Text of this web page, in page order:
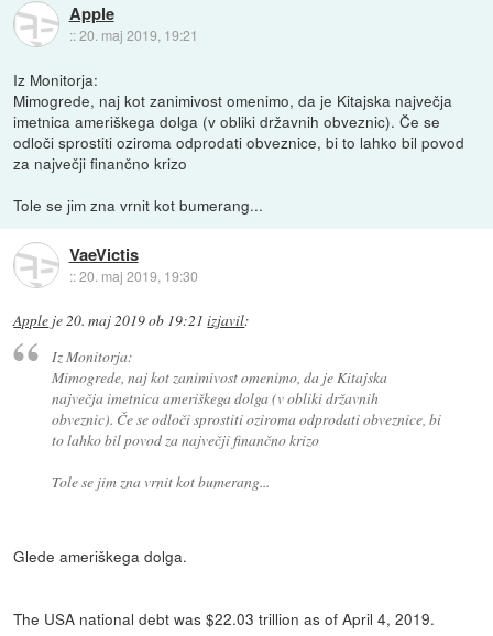
Apple
::20. maj 2019, 19:21
Iz Monitorja:
Mimogrede, naj kot zanimivost omenimo, da je Kitajska največja
imetnica ameriškega dolga (v obliki državnih obveznic). Če se
odloči sprostiti oziroma odprodati obveznice, bi to lahko bil povod
za največji finančno krizo
Tole se jim zna vrnit kot bumerang...
VaeVictis
::20. maj 2019, 19:30
Apple je20. maj 2019 ob 19:21 izjavil:
Iz Monitorja:
Mimogrede, naj kot zanimivost omenimo, da je Kitajska
največja imetnica ameriškega dolga (v obliki državnih
obveznic). Če se odloči sprostiti oziroma odprodati obveznice, bi
to lahko bil povod za največji finančno krizo
Tole se jim zna vrnit kot bumerang...
Glede ameriškega dolga.
The USA national debt was $22.03 trillion as of April 4, 2019.